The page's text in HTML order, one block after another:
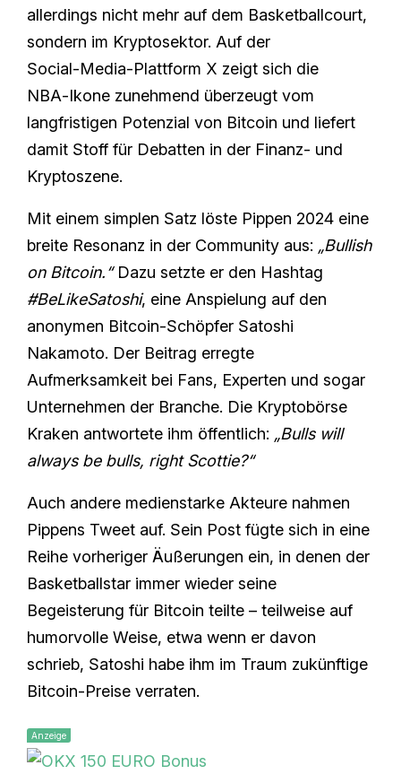
allerdings nicht mehr auf dem Basketballcourt,
sondern im Kryptosektor. Auf der
Social‑Media‑Plattform X zeigt sich die
NBA‑Ikone zunehmend überzeugt vom
langfristigen Potenzial von Bitcoin und liefert
damit Stoff für Debatten in der Finanz‑ und
Kryptoszene.
Mit einem simplen Satz löste Pippen 2024 eine
breite Resonanz in der Community aus: „Bullish
on Bitcoin.“Dazu setzte er den Hashtag
#BeLikeSatoshi, eine Anspielung auf den
anonymen Bitcoin-Schöpfer Satoshi
Nakamoto. Der Beitrag erregte
Aufmerksamkeit bei Fans, Experten und sogar
Unternehmen der Branche. Die Kryptobörse
Kraken antwortete ihm öffentlich: „Bulls will
always be bulls, right Scottie?“
Auch andere medienstarke Akteure nahmen
Pippens Tweet auf. Sein Post fügte sich in eine
Reihe vorheriger Äußerungen ein, in denen der
Basketballstar immer wieder seine
Begeisterung für Bitcoin teilte – teilweise auf
humorvolle Weise, etwa wenn er davon
schrieb, Satoshi habe ihm im Traum zukünftige
Bitcoin‑Preise verraten.
Anzeige